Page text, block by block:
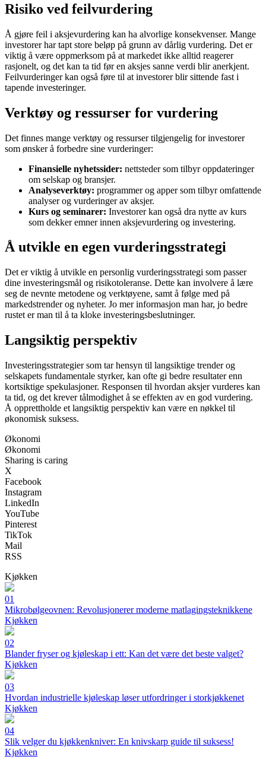
Risiko ved feilvurdering
Å gjøre feil i aksjevurdering kan ha alvorlige konsekvenser. Mange
investorer har tapt store beløp på grunn av dårlig vurdering. Det er
viktig å være oppmerksom på at markedet ikke alltid reagerer
rasjonelt, og det kan ta tid før en aksjes sanne verdi blir anerkjent.
Feilvurderinger kan også føre til at investorer blir sittende fast i
tapende investeringer.
Verktøy og ressurser for vurdering
Det finnes mange verktøy og ressurser tilgjengelig for investorer
som ønsker å forbedre sine vurderinger:
Finansielle nyhetssider: nettsteder som tilbyr oppdateringer
om selskap og bransjer.
Analyseverktøy: programmer og apper som tilbyr omfattende
analyser og vurderinger av aksjer.
Kurs og seminarer: Investorer kan også dra nytte av kurs
som dekker emner innen aksjevurdering og investering.
Å utvikle en egen vurderingsstrategi
Det er viktig å utvikle en personlig vurderingsstrategi som passer
dine investeringsmål og risikotoleranse. Dette kan involvere å lære
seg de nevnte metodene og verktøyene, samt å følge med på
markedstrender og nyheter. Jo mer informasjon man har, jo bedre
rustet er man til å ta kloke investeringsbeslutninger.
Langsiktig perspektiv
Investeringsstrategier som tar hensyn til langsiktige trender og
selskapets fundamentale styrker, kan ofte gi bedre resultater enn
kortsiktige spekulasjoner. Responsen til hvordan aksjer vurderes kan
ta tid, og det krever tålmodighet å se effekten av en god vurdering.
Å opprettholde et langsiktig perspektiv kan være en nøkkel til
økonomisk suksess.
Økonomi
Økonomi
Sharing is caring
X
Facebook
Instagram
LinkedIn
YouTube
Pinterest
TikTok
Mail
RSS
Kjøkken
01
Mikrobølgeovnen: Revolusjonerer moderne matlagingsteknikkene
Kjøkken
02
Blander fryser og kjøleskap i ett: Kan det være det beste valget?
Kjøkken
03
Hvordan industrielle kjøleskap løser utfordringer i storkjøkkenet
Kjøkken
04
Slik velger du kjøkkenkniver: En knivskarp guide til suksess!
Kjøkken